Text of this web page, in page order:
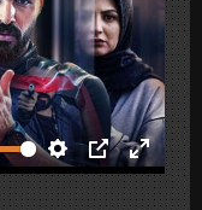
Settings
PIP Enter